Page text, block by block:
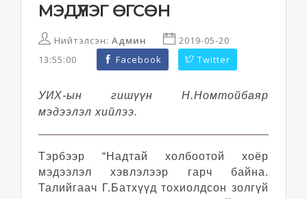
МЭДҮҮЛЭГ ӨГСӨН
Нийтэлсэн: Админ
2019-05-20
13:55:00
Facebook Twitter
УИХ-ын гишүүн Н.Номтойбаяр
мэдээлэл хийлээ.
Тэрбээр “Надтай холбоотой хоёр
мэдээлэл хэвлэлээр гарч байна.
Талийгаач Г.Батхүүд тохиолдсон золгүй